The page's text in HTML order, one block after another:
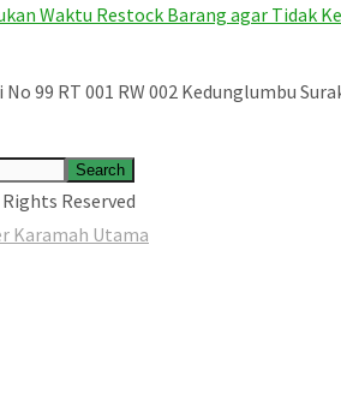
Waktu Restock Barang agar Tidak
99 RT 001 RW 002 Kedunglumbu
Search
Reserved
Karamah Utama